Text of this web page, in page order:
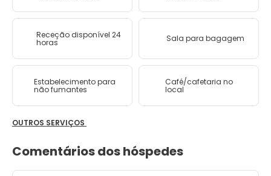
Receção disponível 24
horas Sala para bagagem
Estabelecimento para
não fumantes
Café/cafetaria no
local
OUTROS SERVIÇOS
Comentários dos hóspedes